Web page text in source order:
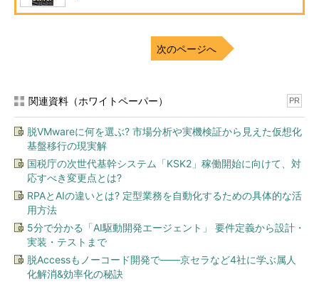
システム レベルのデ
ータ構造体
データベース記述子、ロック テーブルなどのインスタ
ンスにグローバルなデータを保持するデータ構造体
バッファ キャッシュ
データ ページが読み取られるバッファ ページ プール
プロシージャ キャッ
シュ
インスタンス内で現在実行中のすべてのTransact-SQL
ステートメントの実行プランが入っているページ プー
ル
ログ キャッシュ
ログごとに、ログ ページの読み書きに使用するバッフ
ファとデータ バッファの同期を減らすため、バッファ
キャッシュとは別に管理される
接続コンテキスト
接続ごとに、接続の現在の状態を記録する一連のデータ
構造体。これらのデータ構造体には、クエリやストアド
プロシージャのパラメータ値、カーソル位置情報、現在
次のページへ
関連資料（ホワイトペーパー） PR
脱VMwareに何を選ぶ? 市場分析や実機検証から見えた仮想化
基盤移行の現実解
国税庁の次世代基幹システム「KSK2」稼働開始に向けて、対
応すべき変更点とは?
RPAとAIの違いとは? 定型業務を自動化するための具体的な活
用方法
5分で分かる「AI駆動開発エージェント」 要件定義から設計・
実装・テストまで
脱Accessもノーコード開発で――京セラなど4社に学ぶ属人
化解消&効率化の秘訣